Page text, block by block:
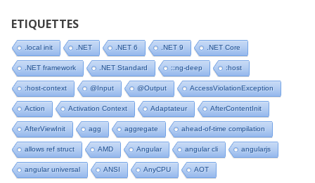
ETIQUETTES
.local init .NET .NET 6 .NET 9 .NET Core
.NET framework .NET Standard ::ng-deep :host
:host-context @Input @Output AccessViolationException
Action Activation Context Adaptateur AfterContentInit
AfterViewInit agg aggregate ahead-of-time compilation
allows ref struct AMD Angular angular cli angularjs
angular universal ANSI AnyCPU AOT